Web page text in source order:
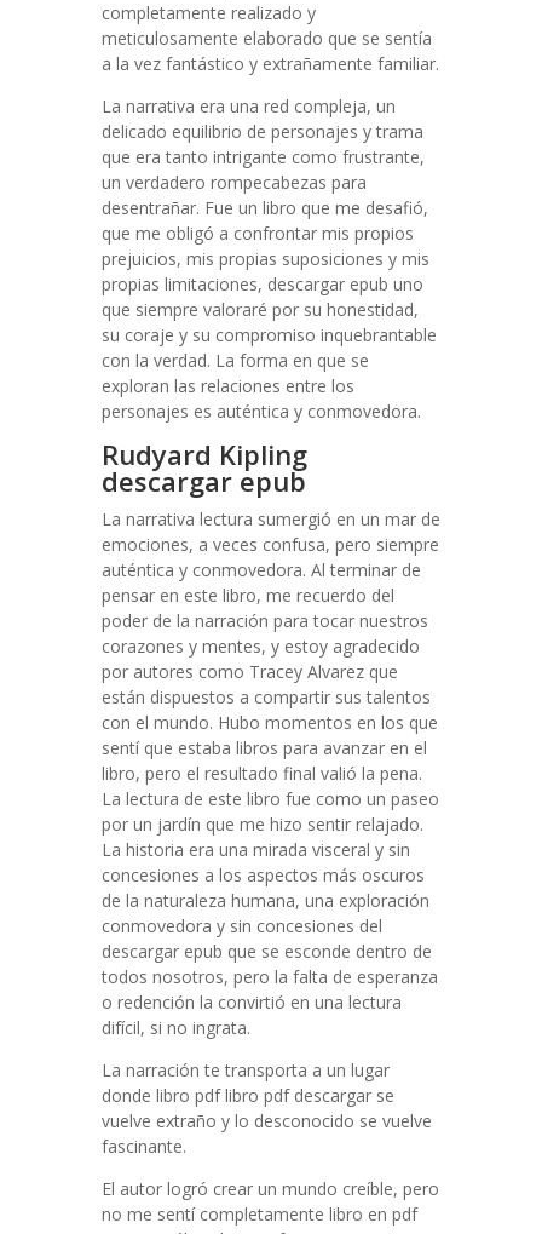
completamente realizado y
meticulosamente elaborado que se sentía
a la vez fantástico y extrañamente familiar.
La narrativa era una red compleja, un
delicado equilibrio de personajes y trama
que era tanto intrigante como frustrante,
un verdadero rompecabezas para
desentrañar. Fue un libro que me desafió,
que me obligó a confrontar mis propios
prejuicios, mis propias suposiciones y mis
propias limitaciones, descargar epub uno
que siempre valoraré por su honestidad,
su coraje y su compromiso inquebrantable
con la verdad. La forma en que se
exploran las relaciones entre los
personajes es auténtica y conmovedora.
Rudyard Kipling
descargar epub
La narrativa lectura sumergió en un mar de
emociones, a veces confusa, pero siempre
auténtica y conmovedora. Al terminar de
pensar en este libro, me recuerdo del
poder de la narración para tocar nuestros
corazones y mentes, y estoy agradecido
por autores como Tracey Alvarez que
están dispuestos a compartir sus talentos
con el mundo. Hubo momentos en los que
sentí que estaba libros para avanzar en el
libro, pero el resultado final valió la pena.
La lectura de este libro fue como un paseo
por un jardín que me hizo sentir relajado.
La historia era una mirada visceral y sin
concesiones a los aspectos más oscuros
de la naturaleza humana, una exploración
conmovedora y sin concesiones del
descargar epub que se esconde dentro de
todos nosotros, pero la falta de esperanza
o redención la convirtió en una lectura
difícil, si no ingrata.
La narración te transporta a un lugar
donde libro pdf libro pdf descargar se
vuelve extraño y lo desconocido se vuelve
fascinante.
El autor logró crear un mundo creíble, pero
no me sentí completamente libro en pdf